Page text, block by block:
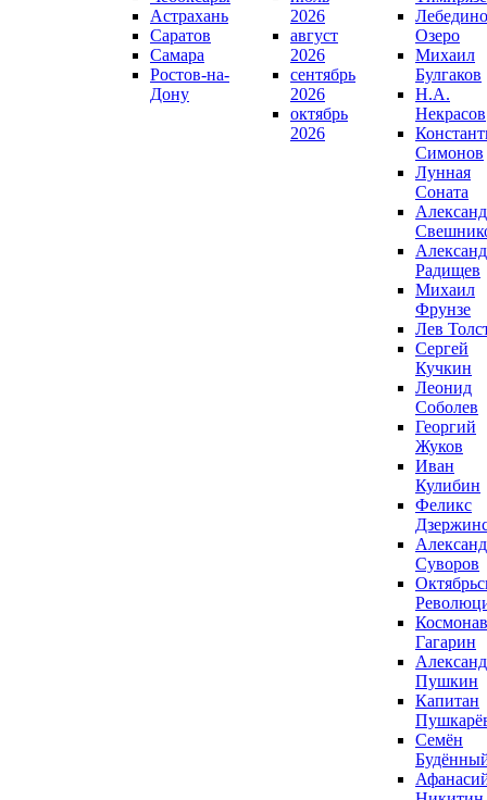
Астрахань
Саратов
Самара
Ростов-на-
Дону
2026
август
2026
сентябрь
2026
октябрь
2026
Озеро
Михаил
Булгаков
Н.А.
Некрасов
Симонов
Лунная
Соната
Радищев
Михаил
Фрунзе
Лев
Сергей
Кучкин
Леонид
Соболев
Георгий
Жуков
Иван
Кулибин
Феликс
Суворов
Гагарин
Пушкин
Капитан
Семён